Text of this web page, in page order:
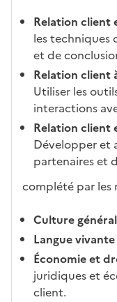
Relation client
les techniques
et de
Relation client
Utiliser les
interactions
Relation client
Développer et
partenaires et
complété par les
Culture
Langue
Économie et
juridiques et
client.